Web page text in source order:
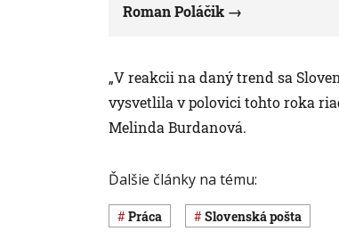
Roman Poláčik
„V reakcii na daný trend sa
vysvetlila v polovici tohto roka
Melinda Burdanová.
Ďalšie články na tému:
Práca Slovenská pošta